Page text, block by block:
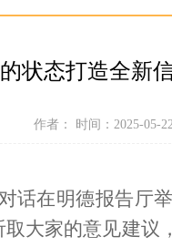
状态打造全新
作者： 时间：2025-05-
话在明德报告厅
大家的意见建